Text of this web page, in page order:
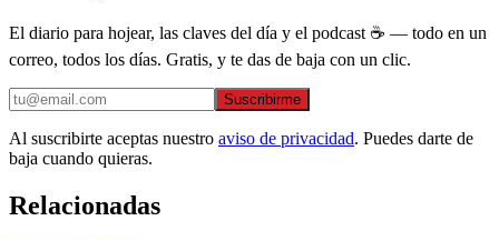
El diario para hojear, las claves del día y el podcast ☕ — todo en un
correo, todos los días. Gratis, y te das de baja con un clic.
Suscribirme
Al suscribirte aceptas nuestro aviso de privacidad. Puedes darte de
baja cuando quieras.
Relacionadas